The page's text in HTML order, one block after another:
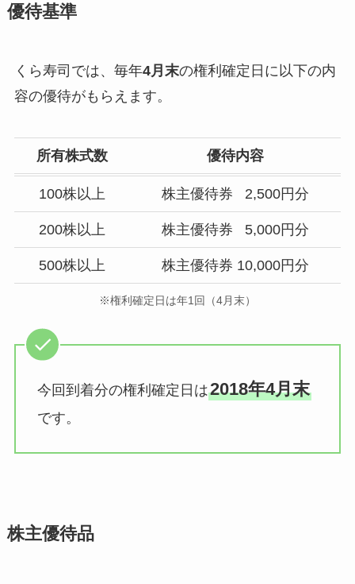
優待基準
くら寿司では、毎年4月末の権利確定日に以下の内
容の優待がもらえます。
所有株式数 優待内容
100株以上 株主優待券 2,500円分
200株以上 株主優待券 5,000円分
500株以上 株主優待券 10,000円分
※権利確定日は年1回（4月末）
今回到着分の権利確定日は2018年4月末
です。
株主優待品